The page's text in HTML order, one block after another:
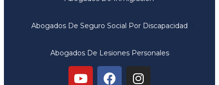
Abogados De Seguro Social Por Discapacidad
Abogados De Lesiones Personales